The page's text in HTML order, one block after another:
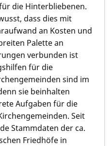
die Hinterbliebenen.
dass dies mit
an Kosten und
Palette an
verbunden ist
für die
sind im
sie beinhalten
Aufgaben für die
Seit
Stammdaten der ca.
Friedhöfe in